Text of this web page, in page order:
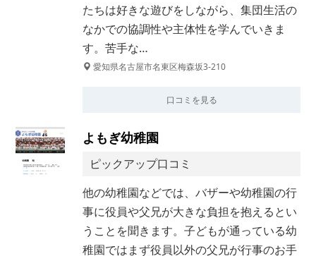
たちは好きな遊びをしながら、集団生活の
なかでの協調性や主体性を学んでいきま
す。苦手な…
愛知県名古屋市名東区梅森坂3-210
口コミを見る
よもぎ幼稚園
ピックアップ口コミ
他の幼稚園などでは、バザーや幼稚園の行
事に役員や父兄が大きな負担を抱えるとい
うことを聞きます。子どもが通っている幼
稚園ではまず役員以外の父兄が行事のお手